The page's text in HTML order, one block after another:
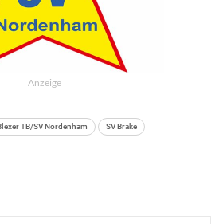
Anzeige
TB/SV Nordenham SV Brake